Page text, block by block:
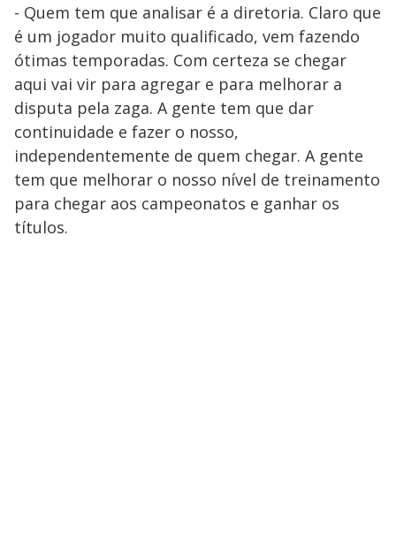
- Quem tem que analisar é a diretoria. Claro que
é um jogador muito qualificado, vem fazendo
ótimas temporadas. Com certeza se chegar
aqui vai vir para agregar e para melhorar a
disputa pela zaga. A gente tem que dar
continuidade e fazer o nosso,
independentemente de quem chegar. A gente
tem que melhorar o nosso nível de treinamento
para chegar aos campeonatos e ganhar os
títulos.